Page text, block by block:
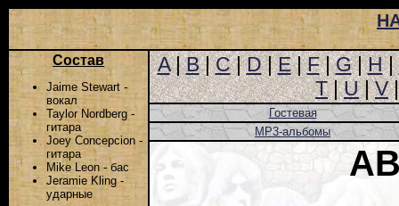
Состав
Jaime Stewart -
вокал
Taylor Nordberg -
гитара
Joey Concepcion -
гитара
Mike Leon - бас
Jeramie Kling -
ударные
A|B|C|D|E|F|G|H|
T|U|V
Гостевая
MP3-альбомы